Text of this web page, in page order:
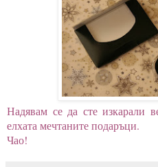
Надявам се да сте изкарали
елхата мечтаните подаръци.
Чао!